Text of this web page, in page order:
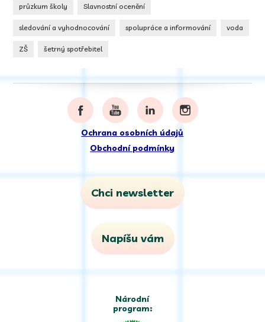
průzkum školy Slavnostní ocenění
sledování a vyhodnocování spolupráce a informování voda
ZŠ šetrný spotřebitel
Ochrana osobních údajů
Obchodní podmínky
Chci newsletter
Napíšu vám
Národní
program: